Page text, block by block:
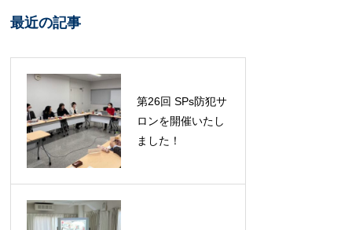
最近の記事
第26回 SPs防犯サ
ロンを開催いたし
ました！